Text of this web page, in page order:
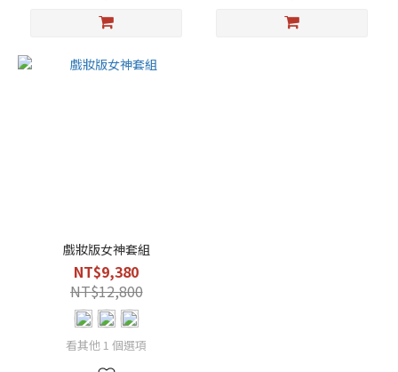
戲妝版女神套組
NT$9,380
NT$12,800
看其他 1 個選項